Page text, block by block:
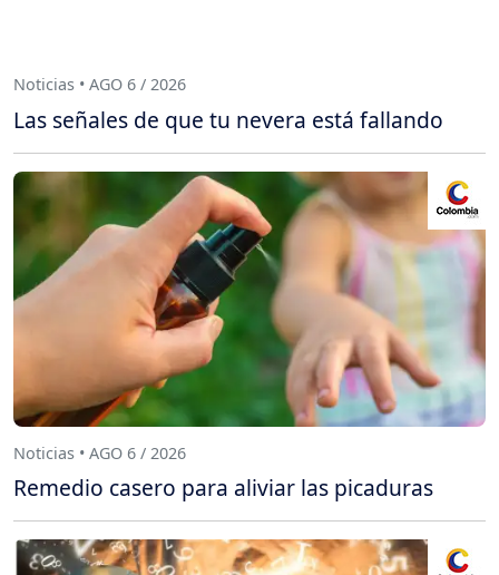
Noticias • AGO 6 / 2026
Las señales de que tu nevera está fallando
Noticias • AGO 6 / 2026
Remedio casero para aliviar las picaduras